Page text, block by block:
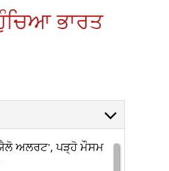
ਭਾਰਤ
ਅਲਰਟ', ਪੜ੍ਹੋ ਮੌਸਮ